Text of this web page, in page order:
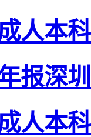
人本
年报深
人本